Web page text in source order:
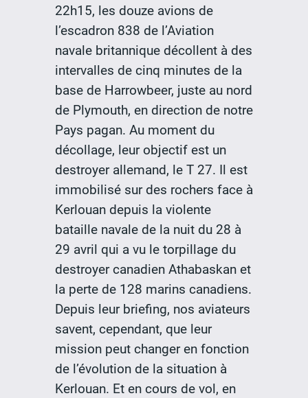
22h15, les douze avions de
l’escadron 838 de l’Aviation
navale britannique décollent à des
intervalles de cinq minutes de la
base de Harrowbeer, juste au nord
de Plymouth, en direction de notre
Pays pagan. Au moment du
décollage, leur objectif est un
destroyer allemand, le T 27. Il est
immobilisé sur des rochers face à
Kerlouan depuis la violente
bataille navale de la nuit du 28 à
29 avril qui a vu le torpillage du
destroyer canadien Athabaskan et
la perte de 128 marins canadiens.
Depuis leur briefing, nos aviateurs
savent, cependant, que leur
mission peut changer en fonction
de l’évolution de la situation à
Kerlouan. Et en cours de vol, en